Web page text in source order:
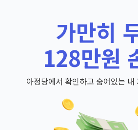
가만히
128만원
아정당에서 확인하고 숨어있는 내